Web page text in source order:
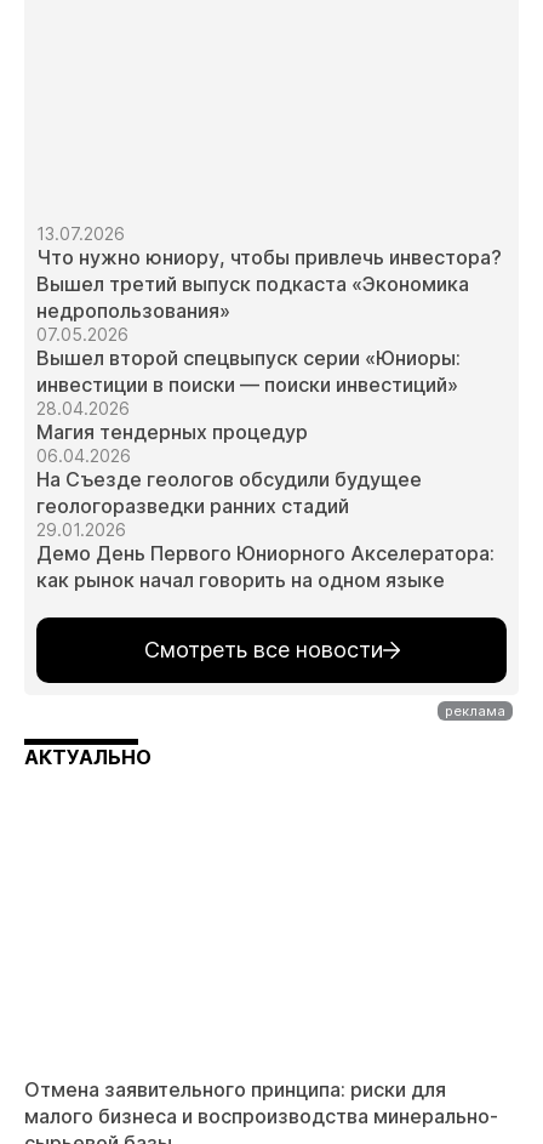
13.07.2026
Что нужно юниору, чтобы привлечь инвестора?
Вышел третий выпуск подкаста «Экономика
недропользования»
07.05.2026
Вышел второй спецвыпуск серии «Юниоры:
инвестиции в поиски — поиски инвестиций»
28.04.2026
Магия тендерных процедур
06.04.2026
На Съезде геологов обсудили будущее
геологоразведки ранних стадий
29.01.2026
Демо День Первого Юниорного Акселератора:
как рынок начал говорить на одном языке
Смотреть все новости
АКТУАЛЬНО
Отмена заявительного принципа: риски для
малого бизнеса и воспроизводства минерально-